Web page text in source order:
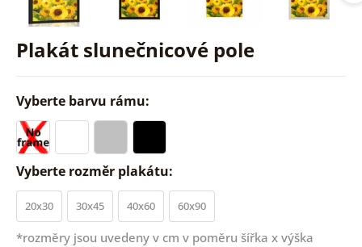
Plakát slunečnicové pole
Vyberte barvu rámu:
Vyberte rozměr plakátu:
20x30 30x45 40x60 60x90
*rozměry jsou uvedeny v cm v poměru šířka x výška